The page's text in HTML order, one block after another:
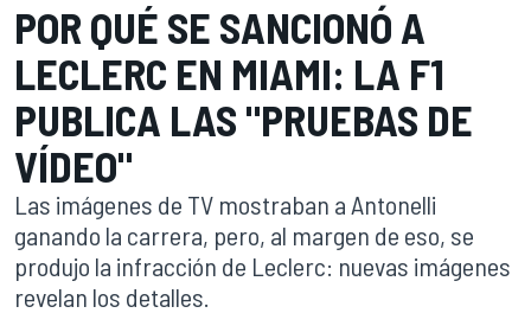
POR QUÉ SE SANCIONÓ A
LECLERC EN MIAMI: LA F1
PUBLICA LAS "PRUEBAS DE
VÍDEO"
Las imágenes de TV mostraban a Antonelli
ganando la carrera, pero, al margen de eso, se
produjo la infracción de Leclerc: nuevas imágenes
revelan los detalles.